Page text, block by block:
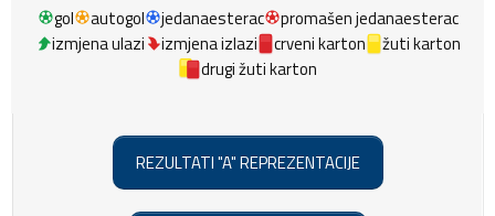
gol autogol jedanaesterac
promašen jedanaesterac
izmjena ulazi
izmjena izlazi crveni karton
žuti karton
drugi žuti karton
REZULTATI "A" REPREZENTACIJE